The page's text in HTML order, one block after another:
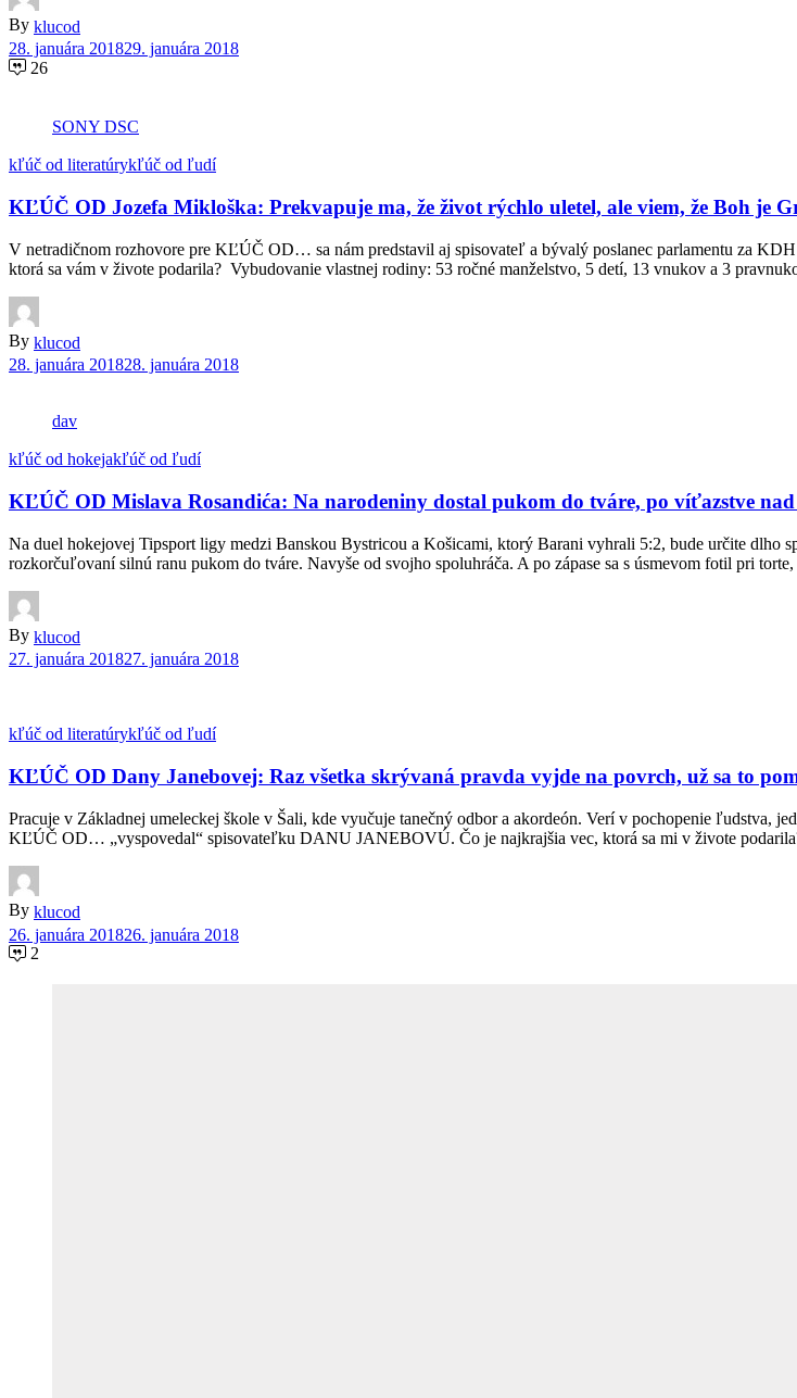
By klucod
28. januára 201829. januára 2018
26
SONY DSC
kľúč od literatúrykľúč od ľudí
KĽÚČ OD Jozefa Mikloška: Prekvapuje ma, že život rýchlo uletel, ale viem, že Boh je
V netradičnom rozhovore pre KĽÚČ OD… sa nám predstavil aj spisovateľ a bývalý poslanec parlamentu za
ktorá sa vám v živote podarila? Vybudovanie vlastnej rodiny: 53 ročné manželstvo, 5 detí, 13 vnukov a 3
By klucod
28. januára 201828. januára 2018
dav
kľúč od hokejakľúč od ľudí
KĽÚČ OD Mislava Rosandića: Na narodeniny dostal pukom do tváre, po víťazstve
Na duel hokejovej Tipsport ligy medzi Banskou Bystricou a Košicami, ktorý Barani vyhrali 5:2, bude určite
rozkorčuľovaní silnú ranu pukom do tváre. Navyše od svojho spoluhráča. A po zápase sa s úsmevom fotil pri
By klucod
27. januára 201827. januára 2018
kľúč od literatúrykľúč od ľudí
KĽÚČ OD Dany Janebovej: Raz všetka skrývaná pravda vyjde na povrch, už sa to
Pracuje v Základnej umeleckej škole v Šali, kde vyučuje tanečný odbor a akordeón. Verí v pochopenie ľudstva,
KĽÚČ OD… „vyspovedal“ spisovateľku DANU JANEBOVÚ. Čo je najkrajšia vec, ktorá sa mi v živote
By klucod
26. januára 201826. januára 2018
2